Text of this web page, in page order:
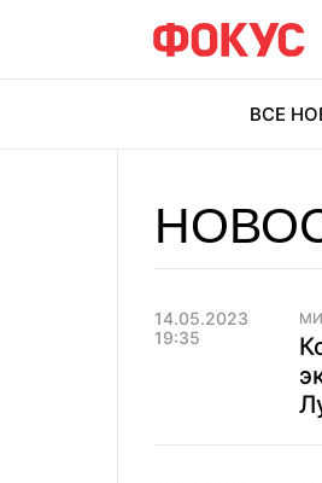
ВСЕ
14.05.2023
19:35